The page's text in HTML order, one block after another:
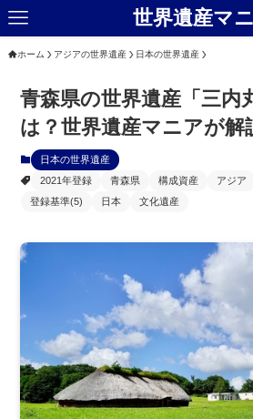
世界遺産マ
ホーム アジアの世界遺産 日本の世界遺産
青森県の世界遺産「三内
は？世界遺産マニアが解
日本の世界遺産
2021年登録
青森県 構成資産 アジア
登録基準(5)
日本 文化遺産